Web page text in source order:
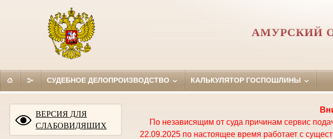
АМУРСКИЙ
СУДЕБНОЕ ДЕЛОПРОИЗВОДСТВО КАЛЬКУЛЯТОР ГОСПОШЛИНЫ
ВЕРСИЯ ДЛЯ
СЛАБОВИДЯЩИХ
По независящим от суда причинам сервис
22.09.2025 по настоящее время работает с